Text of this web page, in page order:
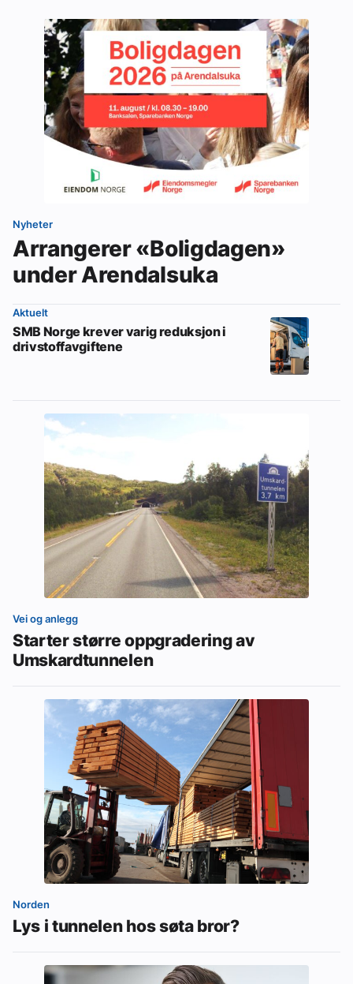
Nyheter
Arrangerer «Boligdagen»
under Arendalsuka
Aktuelt
SMB Norge krever varig reduksjon i
drivstoffavgiftene
Vei og anlegg
Starter større oppgradering av
Umskardtunnelen
Norden
Lys i tunnelen hos søta bror?